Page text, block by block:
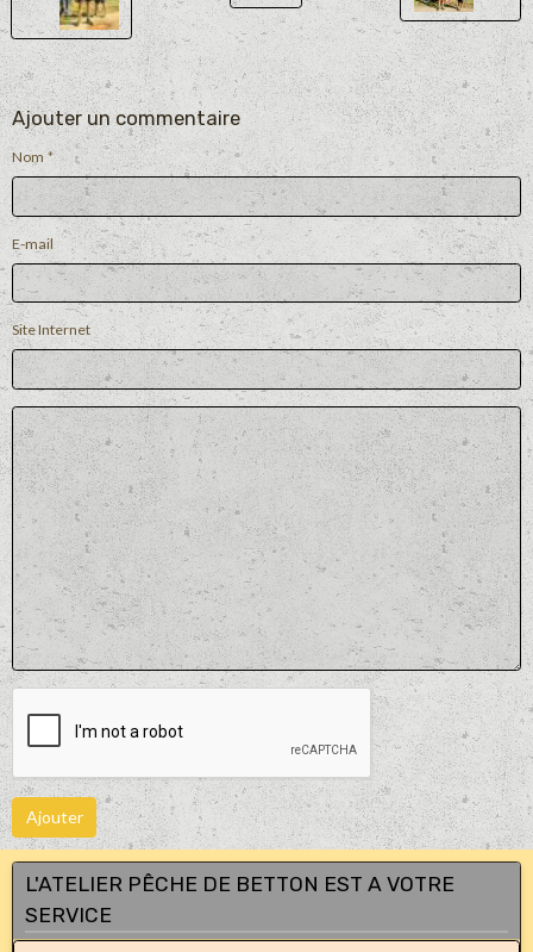
Ajouter un commentaire
Nom
E-mail
Site Internet
Ajouter
L'ATELIER PÊCHE DE BETTON EST A VOTRE
SERVICE